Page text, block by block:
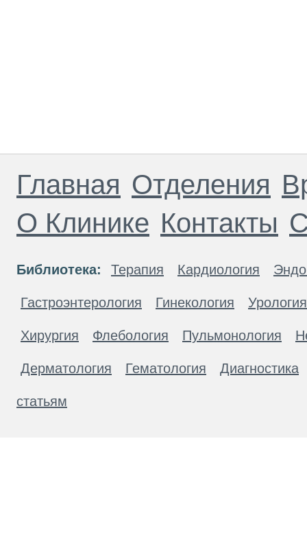
Главная Отделения
О Клинике Контакты
Библиотека: Терапия Кардиология
Гастроэнтерология Гинекология Урология
Хирургия Флебология Пульмонология
Дерматология Гематология Диагностика
статьям